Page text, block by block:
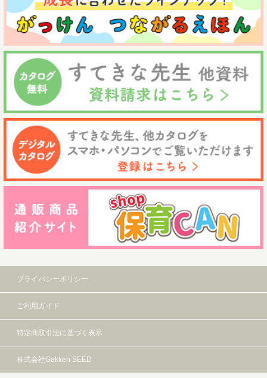
プライバシーポリシー
ご利用ガイド
特定商取引法に基づく表示
株式会社Gakken SEED